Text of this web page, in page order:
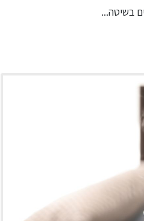
בשיטה...